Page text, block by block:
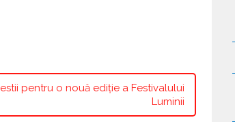
pentru o nouă ediție a Festivalului
Luminii